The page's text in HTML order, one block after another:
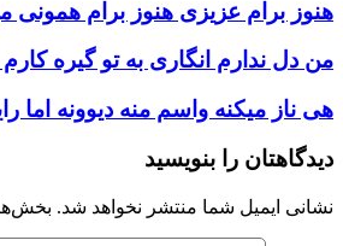
هنوز برام عزیزی هنوز برام همونی
من دل ندارم انگاری به تو گیره
هی ناز میکنه واسم منه دیوونه اما
دیدگاهتان را بنویسید
نشانی ایمیل شما منتشر نخواهد شد.